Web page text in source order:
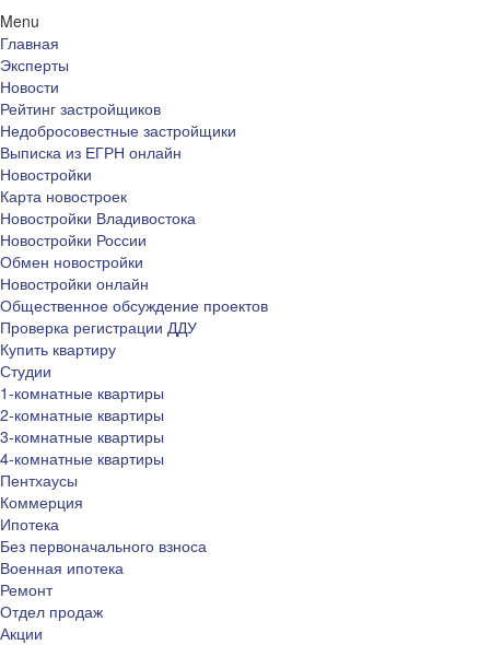
Menu
Главная
Эксперты
Новости
Рейтинг застройщиков
Недобросовестные застройщики
Выписка из ЕГРН онлайн
Новостройки
Карта новостроек
Новостройки Владивостока
Новостройки России
Обмен новостройки
Новостройки онлайн
Общественное обсуждение проектов
Проверка регистрации ДДУ
Купить квартиру
Студии
1-комнатные квартиры
2-комнатные квартиры
3-комнатные квартиры
4-комнатные квартиры
Пентхаусы
Коммерция
Ипотека
Без первоначального взноса
Военная ипотека
Ремонт
Отдел продаж
Акции